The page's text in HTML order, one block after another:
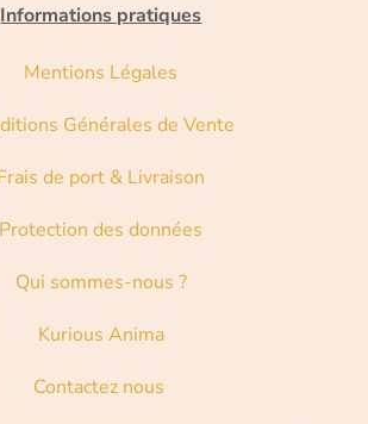
Informations pratiques
Mentions Légales
Générales de Vente
de port & Livraison
Protection des données
Qui sommes-nous ?
Kurious Anima
Contactez nous